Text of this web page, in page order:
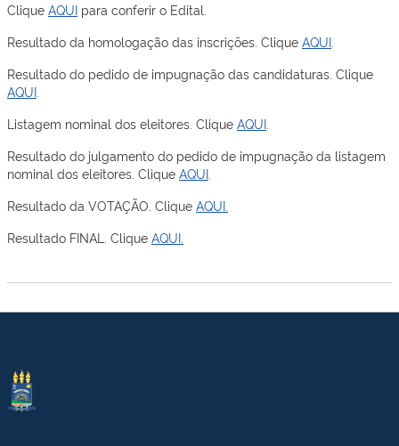
Clique AQUI para conferir o Edital.
Resultado da homologação das inscrições. Clique AQUI
Resultado do pedido de impugnação das candidaturas. Clique
AQUI
Listagem nominal dos eleitores. Clique AQUI
Resultado do julgamento do pedido de impugnação da listagem
nominal dos eleitores. Clique AQUI
Resultado da VOTAÇÃO. Clique AQUI.
Resultado FINAL. Clique AQUI.